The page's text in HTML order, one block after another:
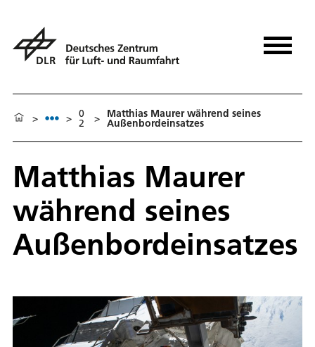
> > 0
2 > Matthias Maurer während seines
Außenbordeinsatzes
Matthias Maurer
während seines
Außenbordeinsatzes